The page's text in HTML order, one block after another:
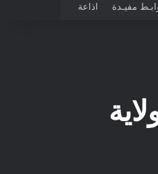
مفيـدة اذاعة